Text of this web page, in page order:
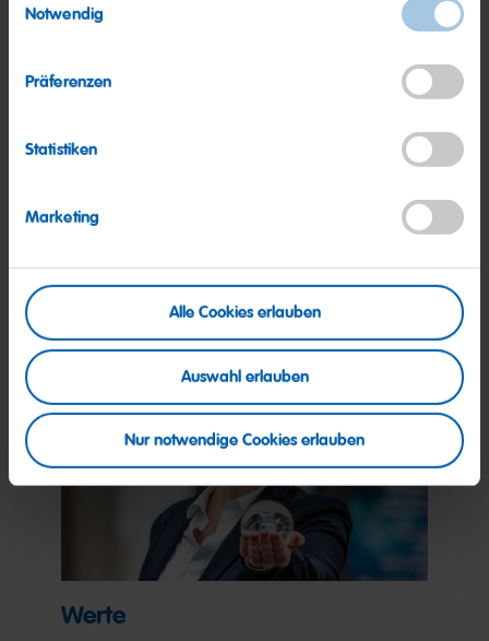
Notwendig
Präferenzen
Statistiken
Marketing
Alle Cookies erlauben
Auswahl erlauben
Nur notwendige Cookies erlauben
Erfahre mehr zur Organisation
Werte